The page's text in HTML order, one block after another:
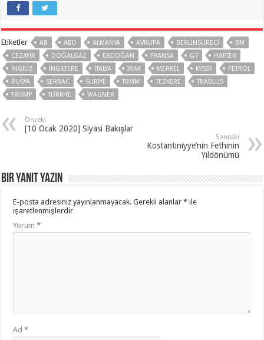
Etiketler AB ABD ALMANYA AVRUPA BERLINSÜRECI
BM
CEZAYIR
DOĞALGAZ ERDOĞAN FRANSA G7
HAFTER
INGILIZ
İNGILTERE ITALYA IRAK MERKEL MISIR
PETROL
RUSYA
SERRAC SURIYE TBMM TEZKERE
TRABLUS
TRUMP
TÜRKIYE WAGNER
Önceki
[10 Ocak 2020] Siyasi Bakışlar
Sonraki
Kostantiniyye’nin Fethinin
Yıldönümü
Bir yanıt yazın
E-posta adresiniz yayınlanmayacak. Gerekli alanlar* ile
işaretlenmişlerdir
Yorum*
Ad*